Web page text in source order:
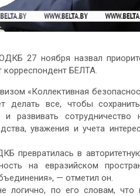
27 ноября назвал
корреспондент БЕЛТА.
«Коллективная
делать все, чтобы
развивать сотрудничество
уважения и учета
превратилась в
на евразийском
— отметил он.
логично, по его словам,